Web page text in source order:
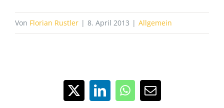
Von Florian Rustler | 8. April 2013 | Allgemein
X LinkedInWhatsApp
E-